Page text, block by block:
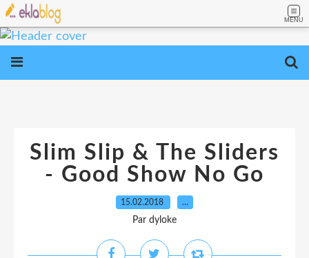
MENU
Slim Slip & The Sliders
- Good Show No Go
15.02.2018 …
Par dyloke